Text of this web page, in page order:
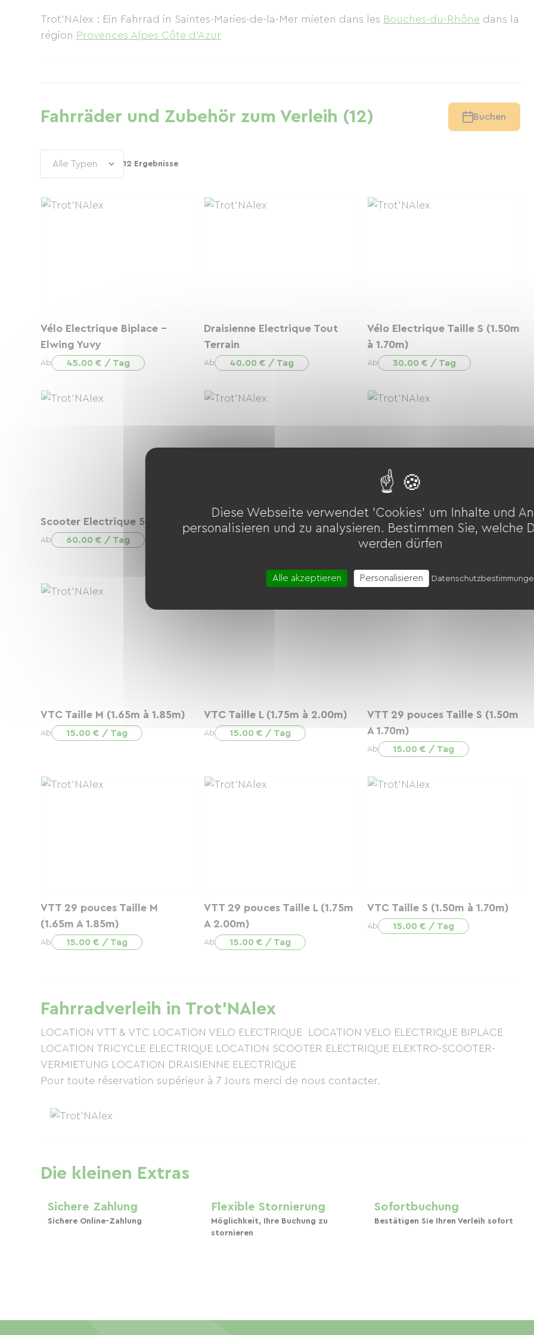
Trot'NAlex : Ein Fahrrad in Saintes-Maries-de-la-Mer mieten dans les Bouches-du-Rhône dans la
région Provences Alpes Côte d'Azur
Fahrräder und Zubehör zum Verleih (12) Buchen
12 Ergebnisse
Vélo Electrique Biplace -
Elwing Yuvy
Ab 45.00 € / Tag
Draisienne Electrique Tout
Terrain
Ab 40.00 € / Tag
Vélo Electrique Taille S (1.50m
à 1.70m)
Ab 30.00 € / Tag
Scooter Electrique 50 CC
Ab 60.00 € / Tag
VTC Electrique Taille M
VTC Electrique Taille L (1,70m
à 2.00m)
VTC Taille M (1.65m à 1.85m)
Ab 15.00 € / Tag
VTC Taille L (1.75m à 2.00m)
Ab 15.00 € / Tag
VTT 29 pouces Taille S (1.50m
A 1.70m)
Ab 15.00 € / Tag
VTT 29 pouces Taille M
(1.65m A 1.85m)
Ab 15.00 € / Tag
VTT 29 pouces Taille L (1.75m
A 2.00m)
Ab 15.00 € / Tag
VTC Taille S (1.50m à 1.70m)
Ab 15.00 € / Tag
Fahrradverleih in Trot'NAlex
LOCATION VTT & VTC LOCATION VELO ELECTRIQUE LOCATION VELO ELECTRIQUE BIPLACE
LOCATION TRICYCLE ELECTRIQUE LOCATION SCOOTER ELECTRIQUE ELEKTRO-SCOOTER-
VERMIETUNG LOCATION DRAISIENNE ELECTRIQUE
Pour toute réservation supérieur à 7 Jours merci de nous contacter.
Die kleinen Extras
Sichere Zahlung
Sichere Online-Zahlung
Flexible Stornierung
Möglichkeit, Ihre Buchung zu
stornieren
Sofortbuchung
Bestätigen Sie Ihren Verleih sofort
Diese Webseite verwendet 'Cookies' um Inhalte und
personalisieren und zu analysieren. Bestimmen Sie, welche
werden dürfen
Alle akzeptieren Personalisieren